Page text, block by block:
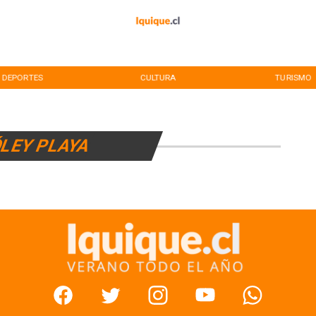
DEPORTES CULTURA TURISMO
PLAYA